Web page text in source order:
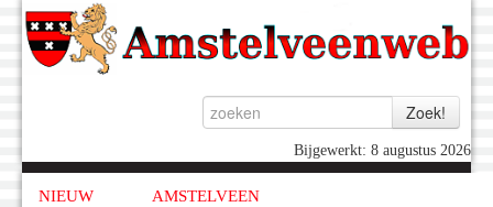
Bijgewerkt: 8 augustus 2026
NIEUW AMSTELVEEN